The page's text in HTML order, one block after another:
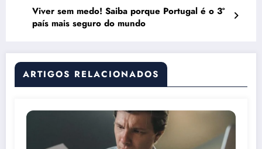
Viver sem medo! Saiba porque Portugal é o 3º
país mais seguro do mundo
ARTIGOS RELACIONADOS